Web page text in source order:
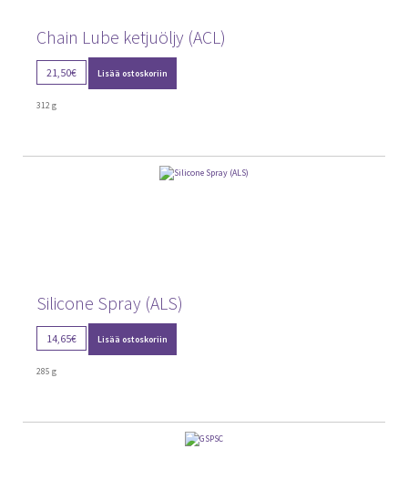
Chain Lube ketjuöljy (ACL)
21,50€ Lisää ostoskoriin
312 g
Silicone Spray (ALS)
14,65€ Lisää ostoskoriin
285 g